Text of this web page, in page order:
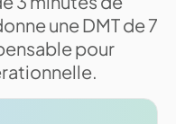
une DMT de 7
pour